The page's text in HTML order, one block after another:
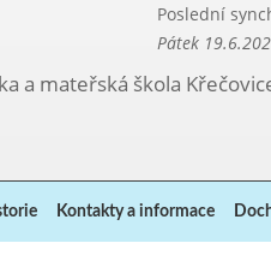
Poslední
Pátek
a mateřská škola
Kontakty a informace